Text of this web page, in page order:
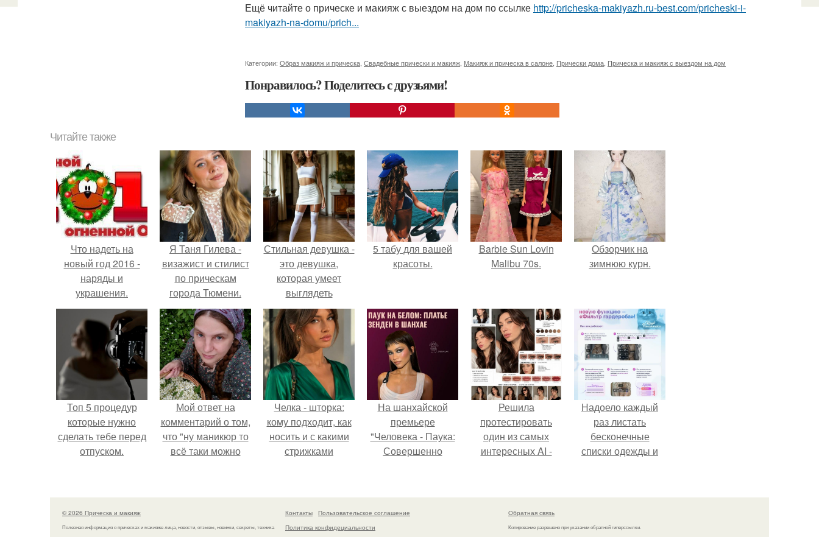
Ещё читайте о прическе и макияж с выездом на дом по ссылке http://pricheska-makiyazh.ru-best.com/pricheski-i-
makiyazh-na-domu/prich...
Категории: Образ макияж и прическа Свадебные прически и макияж Макияж и прическа в салоне Прически дома Прическа и макияж с выездом на дом
Понравилось? Поделитесь с друзьями!
Читайте также
Что надеть на
новый год 2016 -
наряды и
украшения.
Я Таня Гилева -
визажист и стилист
по прическам
города Тюмени.
Стильная девушка -
это девушка,
которая умеет
выглядеть
привлекательно и
элегантно в любои
ситуации.
5 табу для вашей
красоты.
Barbie Sun Lovin
Malibu 70s.
Обзорчик на
зимнюю курн.
Топ 5 процедур
которые нужно
сделать тебе перед
отпуском.
Мой ответ на
комментарий о том,
что "ну маникюр то
всё таки можно
Челка - шторка:
кому подходит, как
носить и с какими
стрижками
На шанхайской
премьере
"Человека - Паука:
Совершенно
просто очередной
наряд, а настоящий
артефакт высокой
Решила
протестировать
один из самых
интересных AI -
Надоело каждый
раз листать
бесконечные
списки одежды и
кусочкам?
© 2026 Прическа и макияж
Полезная информация о прическах и макияже лица, новости, отзывы, новинки, секреты, техника
Контакты
Пользовательское соглашение
Политика конфидециальности
Обратная связь
Копирование разрешено при указании обратной гиперссылки.